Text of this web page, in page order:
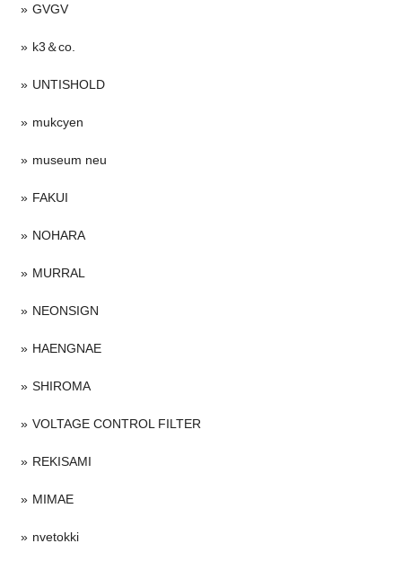
GVGV
k3＆co.
UNTISHOLD
mukcyen
museum neu
FAKUI
NOHARA
MURRAL
NEONSIGN
HAENGNAE
SHIROMA
VOLTAGE CONTROL FILTER
REKISAMI
MIMAE
nvetokki